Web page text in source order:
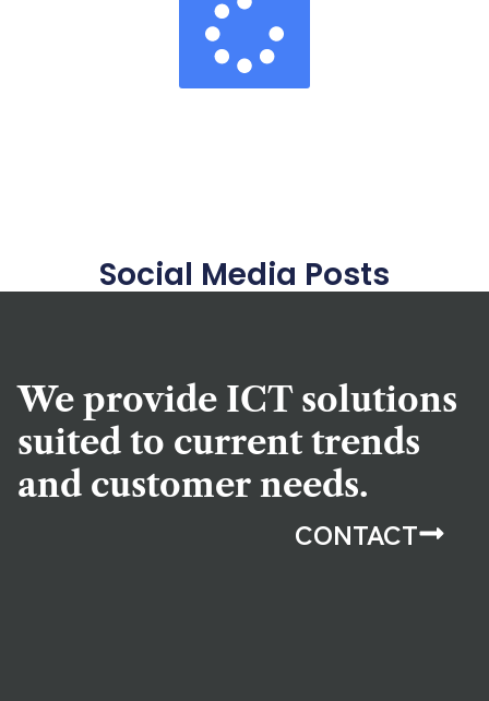
Social Media Posts
We provide ICT solutions
suited to current trends
and customer needs.
CONTACT